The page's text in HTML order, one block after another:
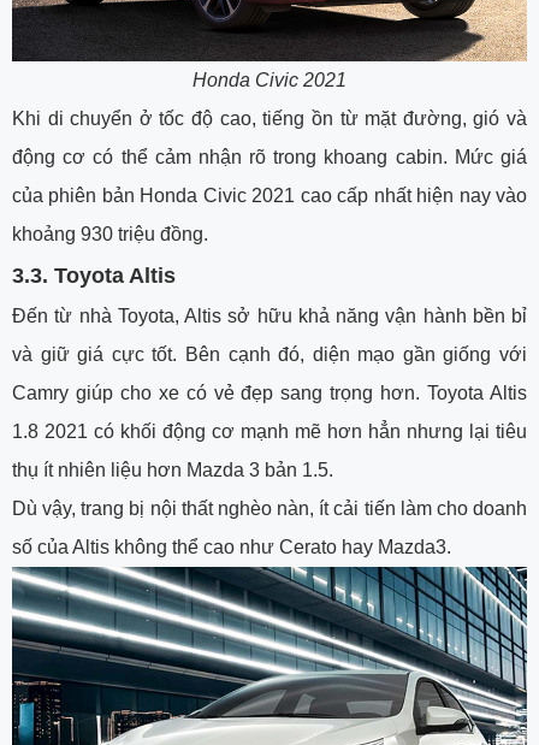
Honda Civic 2021
Khi di chuyển ở tốc độ cao, tiếng ồn từ mặt đường, gió và
động cơ có thể cảm nhận rõ trong khoang cabin. Mức giá
của phiên bản Honda Civic 2021 cao cấp nhất hiện nay vào
khoảng 930 triệu đồng.
3.3. Toyota Altis
Đến từ nhà Toyota, Altis sở hữu khả năng vận hành bền bỉ
và giữ giá cực tốt. Bên cạnh đó, diện mạo gần giống với
Camry giúp cho xe có vẻ đẹp sang trọng hơn. Toyota Altis
1.8 2021 có khối động cơ mạnh mẽ hơn hẳn nhưng lại tiêu
thụ ít nhiên liệu hơn Mazda 3 bản 1.5.
Dù vậy, trang bị nội thất nghèo nàn, ít cải tiến làm cho doanh
số của Altis không thể cao như Cerato hay Mazda3.